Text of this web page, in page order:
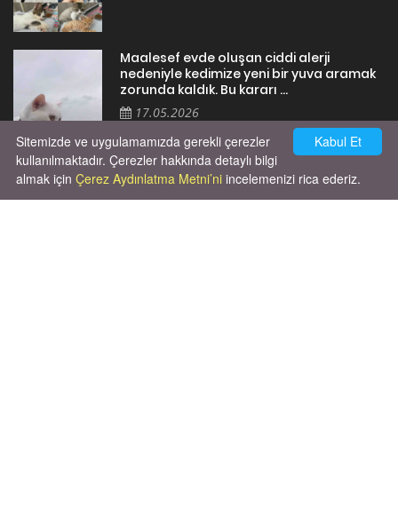
Maalesef evde oluşan ciddi alerji
nedeniyle kedimize yeni bir yuva aramak
zorunda kaldık. Bu kararı ...
17.05.2026
Kabul Et
Sitemizde ve uygulamamızda gerekli çerezler
kullanılmaktadır. Çerezler hakkında detaylı bilgi
almak için Çerez Aydınlatma Metni’ni incelemenizi rica ederiz.